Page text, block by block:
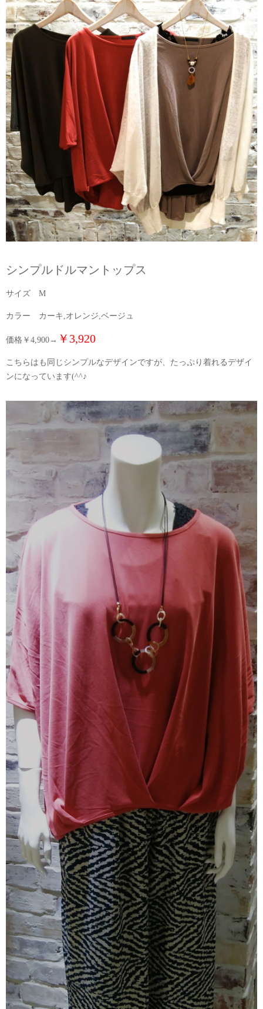
シンプルドルマントップス
サイズ M
カラー カーキ,オレンジ,ベージュ
価格￥4,900→ ￥3,920
こちらはも同じシンプルなデザインですが、たっぷり着れるデザイ
ンになっています(^^♪